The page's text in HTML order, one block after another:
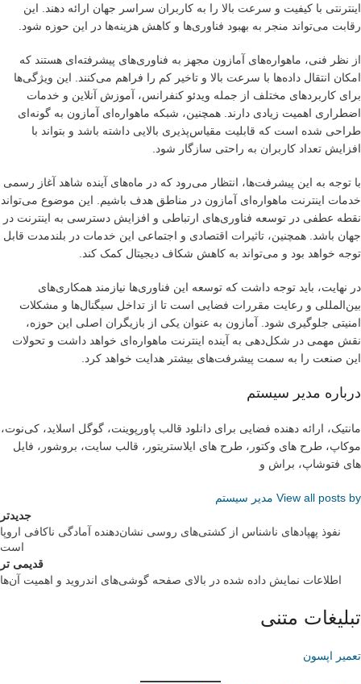
اینترنتی با کیفیت و سرعت بالا را به کاربران سراسر جهان ارائه دهند. این
رقابت می‌تواند منجر به بهبود فناوری‌ها و کاهش هزینه‌ها در این حوزه شود.
از نظر فنی، ماهواره‌های آمازون مجهز به فناوری‌های پیشرفته‌ای هستند که
امکان انتقال داده‌ها با سرعت بالا و تاخیر کم را فراهم می‌کنند. این ویژگی‌ها
برای کاربردهای مختلف از جمله ویدئو کنفرانس، آموزش آنلاین و خدمات
اضطراری اهمیت زیادی دارند. همچنین، شبکه ماهواره‌ای آمازون به گونه‌ای
طراحی شده است که قابلیت مقیاس‌پذیری بالایی داشته باشد و بتواند با
افزایش تعداد کاربران به راحتی سازگار شود.
با توجه به این پیشرفت‌ها، انتظار می‌رود که در ماه‌های آینده شاهد آغاز رسمی
خدمات اینترنت ماهواره‌ای آمازون در مناطق هدف باشیم. این موضوع می‌تواند
نقطه عطفی در توسعه فناوری‌های ارتباطی و افزایش دسترسی به اینترنت در
جهان باشد. همچنین، تاثیرات اقتصادی و اجتماعی این خدمات در بلندمدت قابل
توجه خواهد بود و می‌تواند به کاهش شکاف دیجیتال کمک کند.
در نهایت، باید توجه داشت که توسعه این فناوری‌ها نیازمند همکاری‌های
بین‌المللی و رعایت مقررات فضایی است تا از تداخل سیگنال‌ها و مشکلات
امنیتی جلوگیری شود. آمازون به عنوان یکی از بازیگران اصلی این حوزه،
نقش مهمی در شکل‌دهی به آینده اینترنت ماهواره‌ای خواهد داشت و تحولات
این صنعت را به سمت پیشرفت‌های بیشتر هدایت خواهد کرد.
درباره مدیر سیستم
مانتیک، ارائه دهنده فضایی برای دانلود قالب پاورپوینت، گوگل اسلاید، کی‌نوت،
موکاپ، طرح های وکتور، طرح های ایلاستریتور، قالب سایت، بروشور، فایل
های فتوشاپ، براش و
View all posts by مدیر سیستم
جدیدتر
نفوذ پهپادهای ناشناس از کشتی‌های روسی نشان‌دهنده آمادگی ناکافی اروپا
است
قدیمی تر
اطلاعات نمایش داده شده در بالای صفحه گوشی‌های اندروید و اهمیت آن‌ها
تبلیغات متنی
تعمیر اپسون